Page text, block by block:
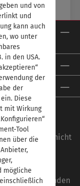
zzgl.
wenn nicht
der Vogel
Angebot finden
und von
und
kann auch
wo unter
in den USA.
der
der
Diese
mit Wirkung
Tool
über die
mögliche